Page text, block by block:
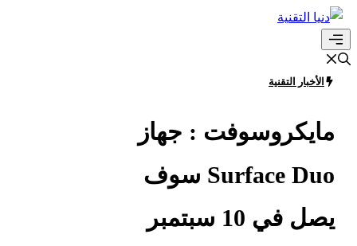
انتقل
إلى
المحتوى
القائمة
الأخبار التقنية
مايكروسوفت : جهاز
Surface Duo سوف
يصل في 10 سبتمبر